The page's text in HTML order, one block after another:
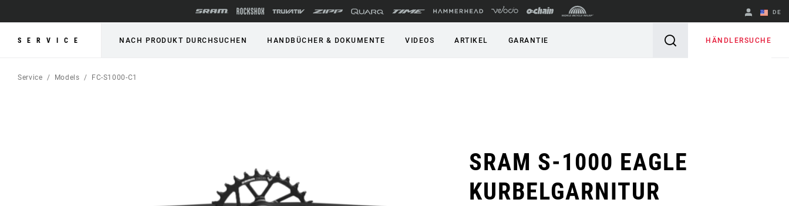
DE
Englisch
SERVICE NACH PRODUKT DURCHSUCHEN HANDBÜCHER & DOKUMENTE VIDEOS ARTIKEL GARANTIE HÄNDLERSUCHE
Service Models FC-S1000-C1
SRAM S-1000 EAGLE
KURBELGARNITUR